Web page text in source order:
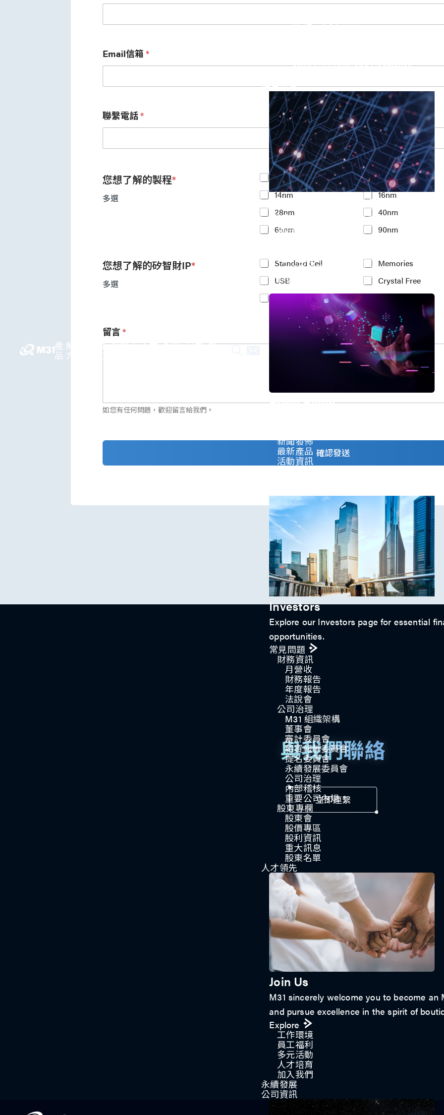
產
品
解決
方案
媒體
中心
投資人人才 永續 公司 繁
UniPro Controller 2.0 (host / device)
UniPro 1.6 host
MIPI C/D PHY and Controller
解決方案
Accelerate Innovative
M31’s vision is to be the most
車用電子
高效能運算與數據中心
5G行動運算
存儲應用
媒體中心
Press Room
新聞發佈
最新產品
活動資訊
Investors
Explore our Investors page for essential
opportunities.
常見問題
財務資訊
月營收
財務報告
年度報告
法說會
公司治理​
M31 組織架構
董事會
審計委員會
薪資報酬委員會
提名委員會
永續發展委員會
公司治理
內部稽核
重要公司內規​​
股東專欄
股東會
股價專區
股利資訊
重大訊息
股東名單
人才領先
Join Us
M31 sincerely welcome you to become
and pursue excellence in the spirit of
Explore
工作環境
員工福利
多元活動
人才培育
加入我們
永續發展
公司資訊
Email信箱 *
聯繫電話*
您想了解的製程*
多選
Y
o
u
r
I
n
t
e
s
t
d
e
e
<7nm 7nm
14nm
16nm
28nm
40nm
65nm
90nm
您想了解的矽智財IP*
多選
Y
o
u
r
I
e
P
p
*
Standard Cell Memories
USB
Crystal Free
留言*
如您有任何問題，歡迎留言給我們。
確認發送
與我們聯絡
立即連繫